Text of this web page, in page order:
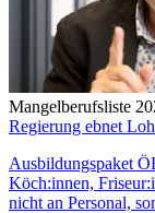
Mangelberufsliste
Regierung ebnet
Ausbildungspaket
Köch:innen,
nicht an Personal,